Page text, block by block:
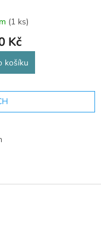
(1 ks)
Kč
košíku